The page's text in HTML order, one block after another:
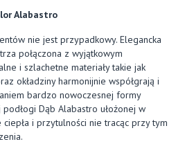
Alabastro
nie jest przypadkowy. Elegancka
połączona z wyjątkowym
i szlachetne materiały takie jak
okładziny harmonijnie współgrają i
bardzo nowoczesnej formy
Dąb Alabastro ułożonej w
ciepła i przytulności nie tracąc przy tym